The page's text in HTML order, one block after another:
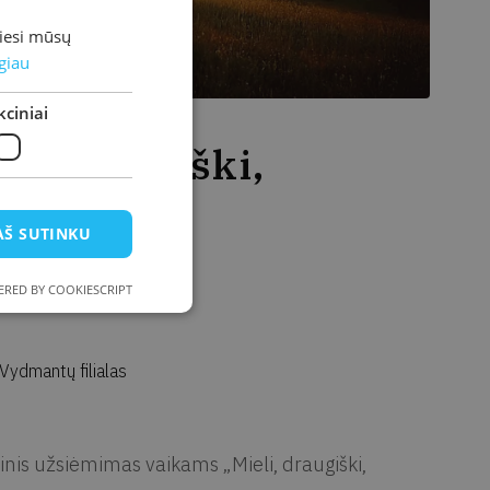
draugiški,
filialas
užsiėmimas vaikams „Mieli, draugiški,
mūsų
SUTINKU
BY COOKIESCRIPT